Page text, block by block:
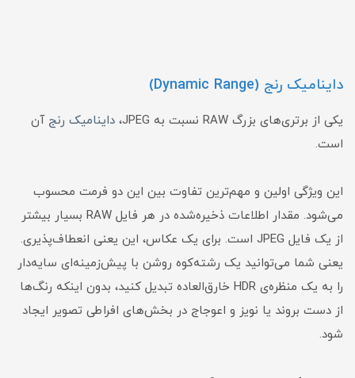
داینامیک رنج (Dynamic Range)
یکی از برتری‌های بزرگ RAW نسبت به JPEG، داینامیک رنج آن
است.
این ویژگی اولین و مهم‌ترین تفاوت بین این دو فرمت محسوب
می‌شود. مقدار اطلاعات ذخیره‌شده در هر فایل RAW بسیار بیشتر
از یک فایل JPEG است. برای یک عکاس، این یعنی انعطاف‌پذیری.
یعنی شما می‌توانید یک رشته‌کوه روشن با پیش‌زمینه‌ای سایه‌دار
را به یک منظره‌ی HDR خارق‌العاده تبدیل کنید، بدون اینکه رنگ‌ها
از دست بروند یا نویز و اعوجاج در بخش‌های افراطی تصویر ایجاد
شود.